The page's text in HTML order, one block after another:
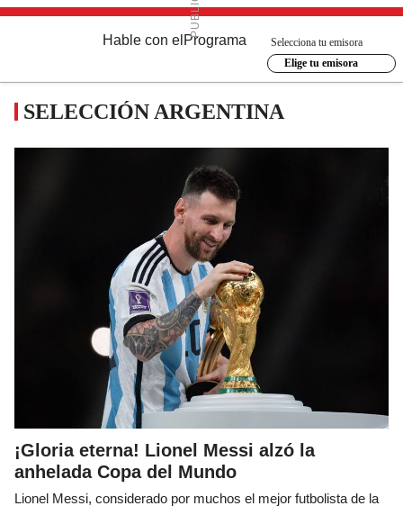
Hable con el Programa
Selecciona tu emisora
Elige tu emisora
SELECCIÓN ARGENTINA
¡Gloria eterna! Lionel Messi alzó la
anhelada Copa del Mundo
Lionel Messi, considerado por muchos el mejor futbolista de la